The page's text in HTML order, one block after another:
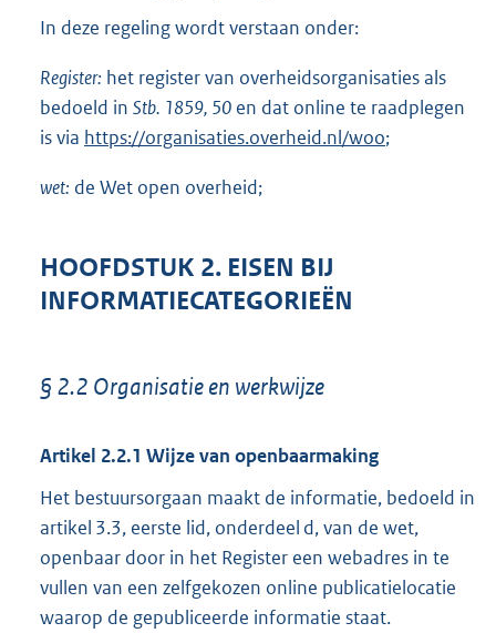
In deze regeling wordt verstaan onder:
Register: het register van overheidsorganisaties als
bedoeld in Stb. 1859, 50 en dat online te raadplegen
is via https://organisaties.overheid.nl/woo;
wet: de Wet open overheid;
HOOFDSTUK 2. EISEN BIJ
INFORMATIECATEGORIEËN
§ 2.2 Organisatie en werkwijze
Artikel 2.2.1 Wijze van openbaarmaking
Het bestuursorgaan maakt de informatie, bedoeld in
artikel 3.3, eerste lid, onderdeel d, van de wet,
openbaar door in het Register een webadres in te
vullen van een zelfgekozen online publicatielocatie
waarop de gepubliceerde informatie staat.